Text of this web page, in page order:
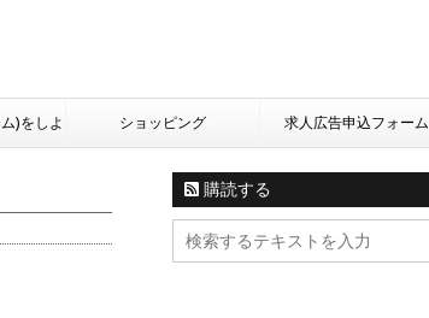
)をしよ ショッピング 求人広告申込フォーム
購読する